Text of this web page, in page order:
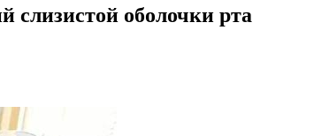
слизистой оболочки рта